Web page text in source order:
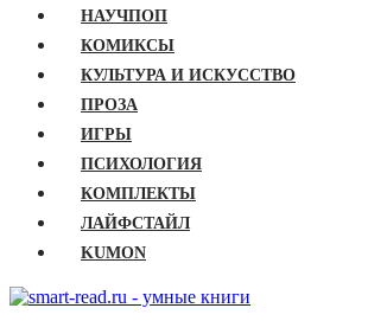
НАУЧПОП
КОМИКСЫ
КУЛЬТУРА И ИСКУССТВО
ПРОЗА
ИГРЫ
ПСИХОЛОГИЯ
КОМПЛЕКТЫ
ЛАЙФСТАЙЛ
KUMON